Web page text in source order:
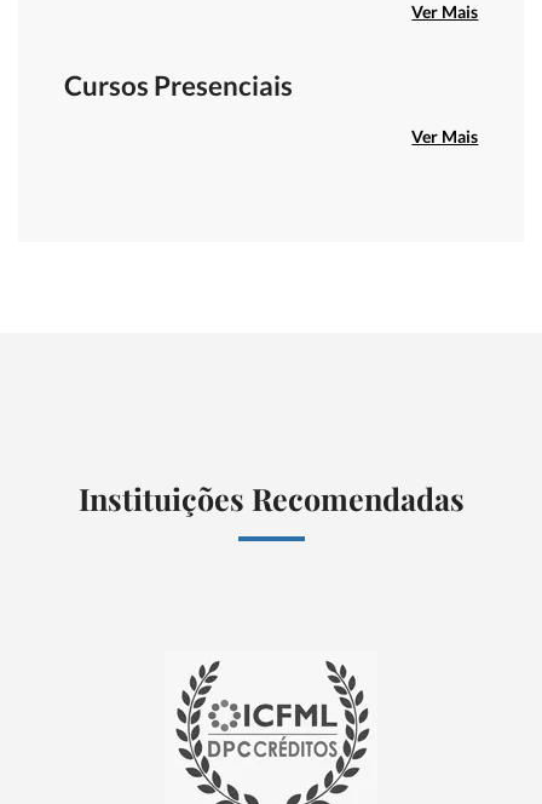
Ver Mais
Cursos Presenciais
Ver Mais
Instituições Recomendadas